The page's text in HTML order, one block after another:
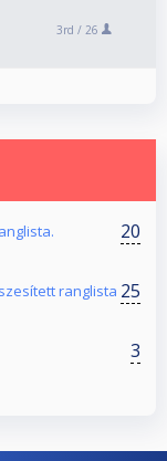
3rd / 26
20
ranglista 25
3